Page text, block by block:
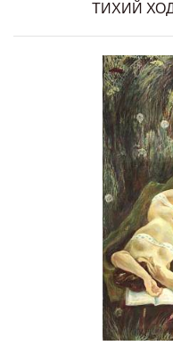
ТИХИЙ